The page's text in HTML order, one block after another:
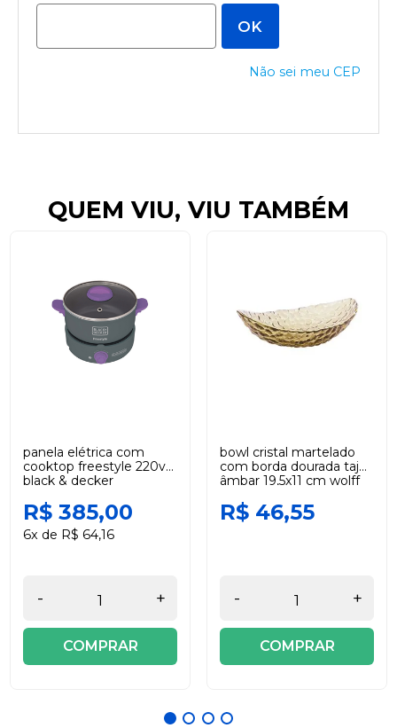
Não sei meu CEP
QUEM VIU, VIU TAMBÉM
panela elétrica com
cooktop freestyle 220v
black & decker
R$ 385,00
6x de R$ 64,16
- +
COMPRAR
bowl cristal martelado
com borda dourada taj
âmbar 19,5x11 cm wolff
R$ 46,55
- +
COMPRAR